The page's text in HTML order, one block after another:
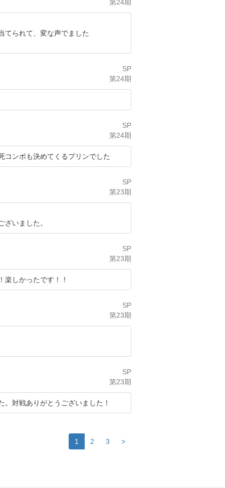
第24期
てられて、変な声でました
SP
第24期
SP
第24期
ンボも決めてくるプリンでした
SP
第23期
いました。
SP
第23期
楽しかったです！！
SP
第23期
SP
第23期
対戦ありがとうございました！
1 2 3 >